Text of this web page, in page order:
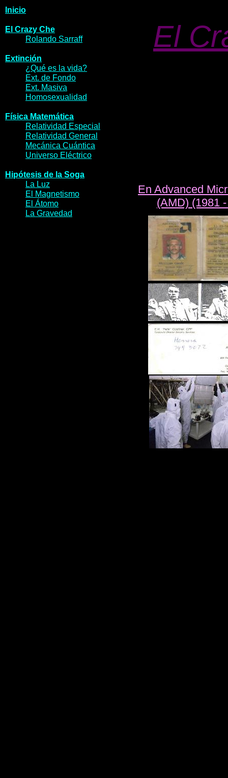
En Advanced
(AMD) (1981
El
Inicio
El Crazy Che
Rolando Sarraff
Extinción
¿Qué es la vida?
Ext. de Fondo
Ext. Masiva
Homosexua lidad
Física Matemática
Relatividad Especial
Relatividad General
Mecánica Cuántica
Universo Eléctrico
Hipótesis de la Soga
La Luz
El Magnetismo
El Átomo
La Gravedad